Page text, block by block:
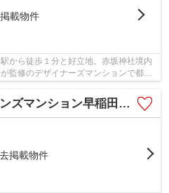
載物件
から徒歩１分と好立地。赤坂神社境内
監修のデザイナーズマンションで都心
マンション早稲田正門前通り
掲載物件